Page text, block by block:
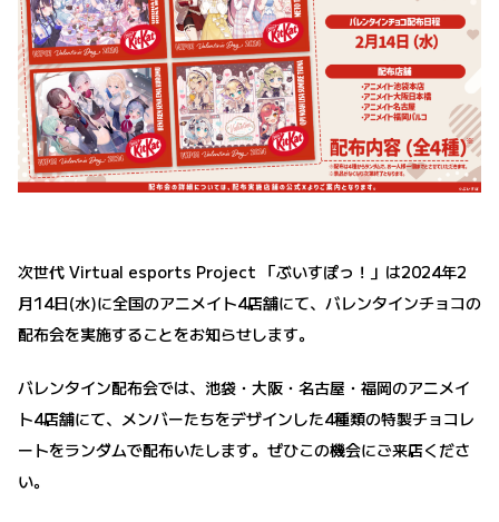
次世代 Virtual esports Project 「ぶいすぽっ！」は2024年2
月14日(水)に全国のアニメイト4店舗にて、バレンタインチョコの
配布会を実施することをお知らせします。
バレンタイン配布会では、池袋・大阪・名古屋・福岡のアニメイ
ト4店舗にて、メンバーたちをデザインした4種類の特製チョコレ
ートをランダムで配布いたします。ぜひこの機会にご来店くださ
い。